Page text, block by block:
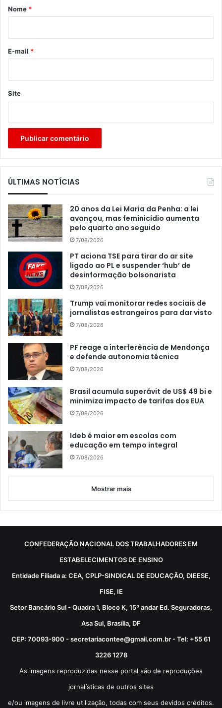
r
*
Nome *
E-mail *
Site
ÚLTIMAS NOTÍCIAS
20 anos da Lei Maria da Penha: a lei
avançou, mas feminicídio aumenta
pelo quarto ano seguido
7/08/2026
PT aciona TSE para tirar do ar site
ligado ao PL e suspender ‘hub’ de
desinformação bolsonarista
7/08/2026
Trump vai monitorar redes sociais de
jornalistas estrangeiros para dar visto
7/08/2026
PF reage a interferência de Mendonça
e defende autonomia técnica
7/08/2026
Brasil acumula superávit de US$ 49 bi e
minimiza impacto de tarifas dos EUA
7/08/2026
Ideb é maior em escolas com
educação em tempo integral
7/08/2026
Mostrar mais
CONFEDERAÇÃO NACIONAL DOS TRABALHADORES EM
ESTABELECIMENTOS DE ENSINO
Entidade Filiada a: CEA, CPLP-SINDICAL DE EDUCAÇÃO, DIEESE,
FISE, IE
Setor Bancário Sul - Quadra 1, Bloco K, 15º andar Ed. Seguradoras,
Asa Sul, Brasília, DF
CEP: 70093-900 - secretariacontee@gmail.com.br - Tel: +55 61
3226 1278
As imagens reproduzidas nesse portal são de reproduções
jornalísticas de outros sites
e/ou imagens de livre utilização, todas com seus devidos créditos.